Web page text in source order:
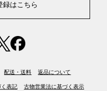
録はこちら
配送・送料 返品について
表記 古物営業法に基づく表示